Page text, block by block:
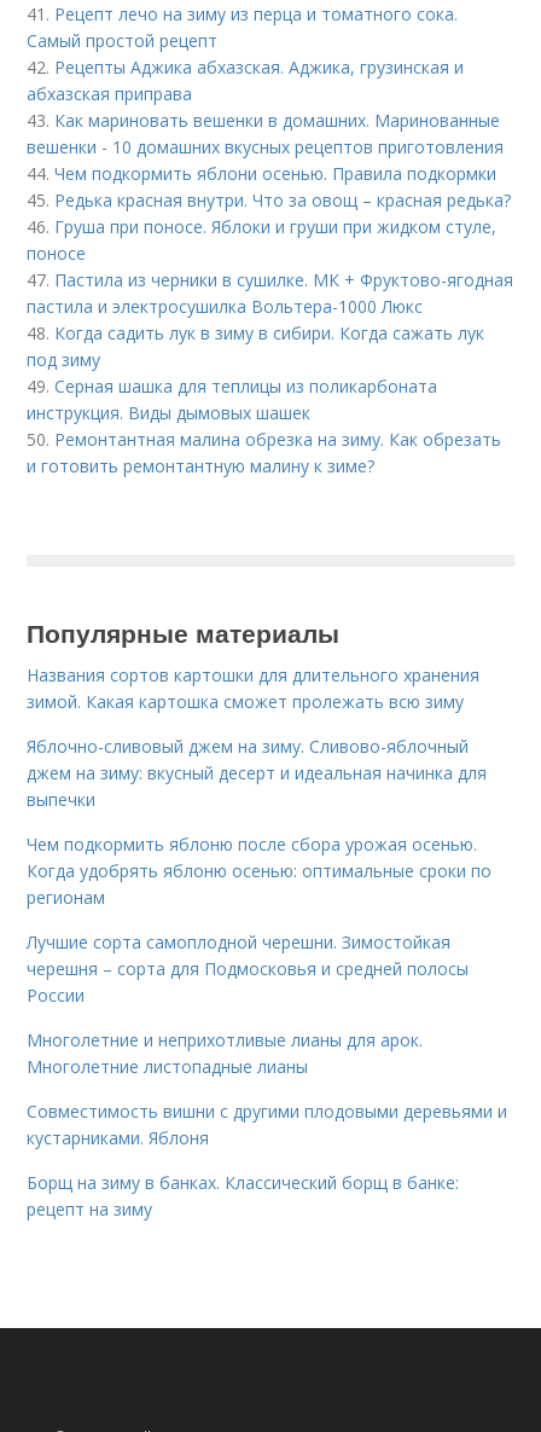
41. Рецепт лечо на зиму из перца и томатного сока.
Самый простой рецепт
42. Рецепты Аджика абхазская. Аджика, грузинская и
абхазская приправа
43. Как мариновать вешенки в домашних. Маринованные
вешенки - 10 домашних вкусных рецептов приготовления
44.Чем подкормить яблони осенью. Правила подкормки
45. Редька красная внутри. Что за овощ – красная редька?
46. Груша при поносе. Яблоки и груши при жидком стуле,
поносе
47. Пастила из черники в сушилке. МК + Фруктово-ягодная
пастила и электросушилка Вольтера-1000 Люкс
48. Когда садить лук в зиму в сибири. Когда сажать лук
под зиму
49.Серная шашка для теплицы из поликарбоната
инструкция. Виды дымовых шашек
50. Ремонтантная малина обрезка на зиму. Как обрезать
и готовить ремонтантную малину к зиме?
Популярные материалы
Названия сортов картошки для длительного хранения
зимой. Какая картошка сможет пролежать всю зиму
Яблочно-сливовый джем на зиму. Сливово-яблочный
джем на зиму: вкусный десерт и идеальная начинка для
выпечки
Чем подкормить яблоню после сбора урожая осенью.
Когда удобрять яблоню осенью: оптимальные сроки по
регионам
Лучшие сорта самоплодной черешни. Зимостойкая
черешня – сорта для Подмосковья и средней полосы
России
Многолетние и неприхотливые лианы для арок.
Многолетние листопадные лианы
Совместимость вишни с другими плодовыми деревьями и
кустарниками. Яблоня
Борщ на зиму в банках. Классический борщ в банке:
рецепт на зиму